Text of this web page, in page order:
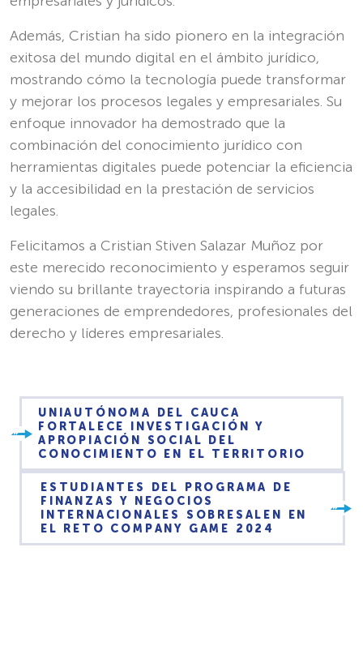
Además, Cristian ha sido pionero en la integración
exitosa del mundo digital en el ámbito jurídico,
mostrando cómo la tecnología puede transformar
y mejorar los procesos legales y empresariales. Su
enfoque innovador ha demostrado que la
combinación del conocimiento jurídico con
herramientas digitales puede potenciar la eficiencia
y la accesibilidad en la prestación de servicios
legales.
Felicitamos a Cristian Stiven Salazar Muñoz por
este merecido reconocimiento y esperamos seguir
viendo su brillante trayectoria inspirando a futuras
generaciones de emprendedores, profesionales del
derecho y líderes empresariales.
UNIAUTÓNOMA DEL CAUCA
FORTALECE INVESTIGACIÓN Y
APROPIACIÓN SOCIAL DEL
CONOCIMIENTO EN EL TERRITORIO
ESTUDIANTES DEL PROGRAMA DE
FINANZAS Y NEGOCIOS
INTERNACIONALES SOBRESALEN EN
EL RETO COMPANY GAME 2024